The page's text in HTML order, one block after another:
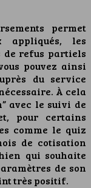
permet
les
de refus partiels
pouvez ainsi
du service
À cela
avec le suivi de
pour certains
comme le quiz
de cotisation
qui souhaite
de son
très positif.